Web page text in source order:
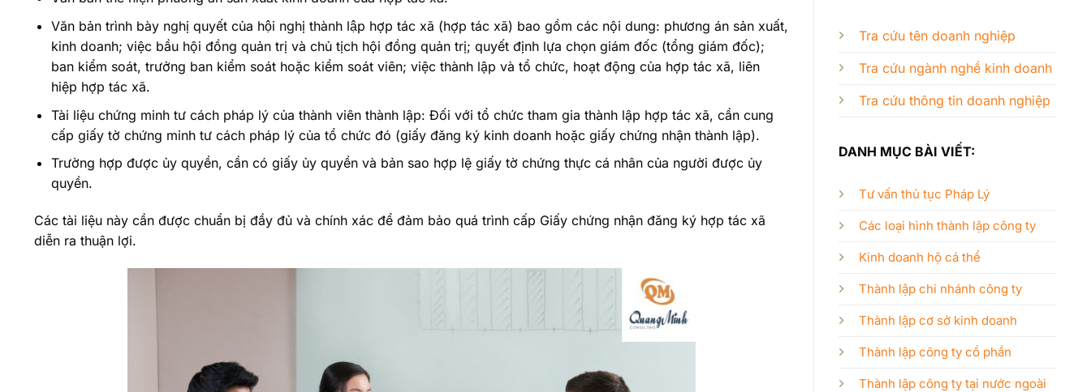
Văn bản trình bày nghị quyết của hội nghị thành lập hợp tác xã (hợp tác xã) bao gồm các nội dung: phương án sản xuất,
kinh doanh; việc bầu hội đồng quản trị và chủ tịch hội đồng quản trị; quyết định lựa chọn giám đốc (tổng giám đốc);
ban kiểm soát, trưởng ban kiểm soát hoặc kiểm soát viên; việc thành lập và tổ chức, hoạt động của hợp tác xã, liên
hiệp hợp tác xã.
Tài liệu chứng minh tư cách pháp lý của thành viên thành lập: Đối với tổ chức tham gia thành lập hợp tác xã, cần cung
cấp giấy tờ chứng minh tư cách pháp lý của tổ chức đó (giấy đăng ký kinh doanh hoặc giấy chứng nhận thành lập).
Trường hợp được ủy quyền, cần có giấy ủy quyền và bản sao hợp lệ giấy tờ chứng thực cá nhân của người được ủy
quyền.
Các tài liệu này cần được chuẩn bị đầy đủ và chính xác để đảm bảo quá trình cấp Giấy chứng nhận đăng ký hợp tác xã
diễn ra thuận lợi.
Tra cứu tên doanh nghiệp
Tra cứu ngành nghề kinh doanh
Tra cứu thông tin doanh nghiệp
DANH MỤC BÀI VIẾT:
Tư vấn thủ tục Pháp Lý
Các loại hình thành lập công ty
Kinh doanh hộ cá thể
Thành lập chi nhánh công ty
Thành lập cơ sở kinh doanh
Thành lập công ty cổ phần
Thành lập công ty tại nước ngoài